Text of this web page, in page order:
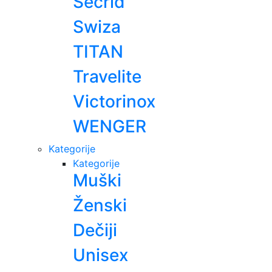
Swiza
TITAN
Travelite
Victorinox
WENGER
Kategorije
Kategorije
Muški
Ženski
Dečiji
Unisex